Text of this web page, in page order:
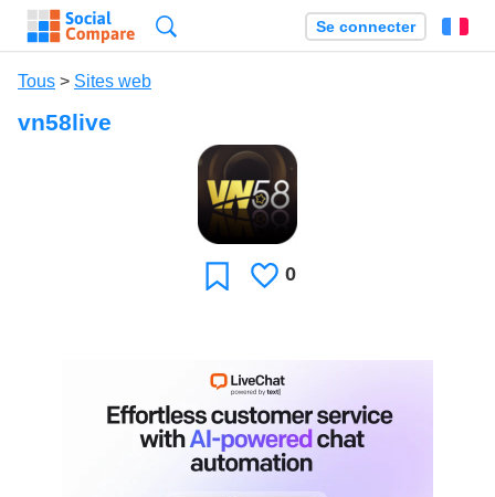
Se connecter
Tous > Sites web
vn58live
Favori J'aime
0